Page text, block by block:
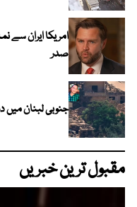
امریکا ایران سے
صدر
جنوبی لبنان میں دھماکا ، 2 اسرائیلی میجر
مقبول ترین خبریں